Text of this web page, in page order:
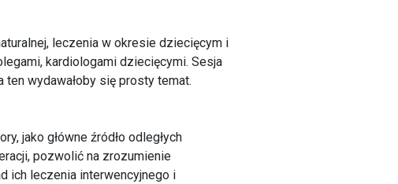
leczenia w okresie dziecięcym i
kardiologami dziecięcymi. Sesja
wydawałoby się prosty temat.
jako główne źródło odległych
pozwolić na zrozumienie
ich leczenia interwencyjnego i